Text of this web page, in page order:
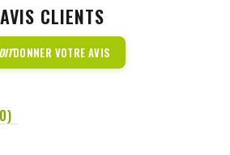
AVIS CLIENTS
DONNER VOTRE AVIS